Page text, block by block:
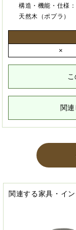
構造・機能・仕様：
天然木（ポプラ）
×
関
関連する家具・イ